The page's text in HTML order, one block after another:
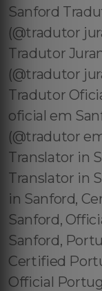
Sanford
(@tradutor
Tradutor
(@tradutor
Tradutor
oficial em
(@tradutor
Translator in
Translator in
in Sanford,
Sanford,
Sanford,
Certified
Official